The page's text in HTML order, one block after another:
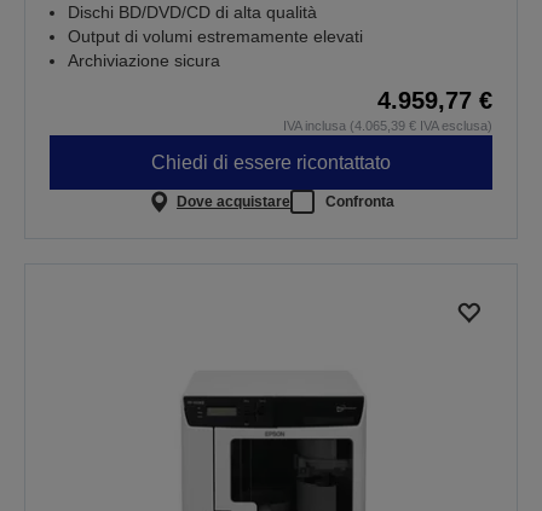
Dischi BD/DVD/CD di alta qualità
Output di volumi estremamente elevati
Archiviazione sicura
4.959,77 €
IVA inclusa (4.065,39 € IVA esclusa)
Chiedi di essere ricontattato
Dove acquistare Confronta